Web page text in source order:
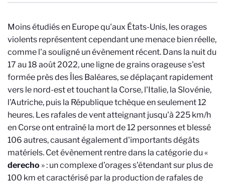
Moinsétudiés en Europe qu'aux États-Unis, les orages
violents représentent cependant une menace bien réelle,
comme l'a souligné un évènement récent. Dans la nuit du
17 au 18 août 2022, une ligne de grains orageuse s'est
formée près des Îles Baléares, se déplaçant rapidement
vers le nord-est et touchant la Corse, l'Italie, la Slovénie,
l'Autriche, puis la République tchèque en seulement 12
heures. Les rafales de vent atteignant jusqu'à 225 km/h
en Corse ont entraîné la mort de 12 personnes et blessé
106 autres, causant également d'importants dégâts
matériels. Cet évènement rentre dans la catégorie du «
derecho » : un complexe d’orages s’étendant sur plus de
100 km et caractérisé par la production de rafales de